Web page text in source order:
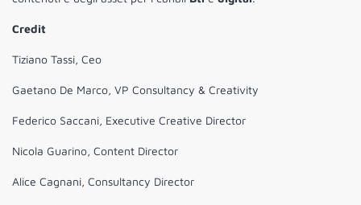
Credit
Tiziano Tassi, Ceo
Gaetano De Marco, VP Consultancy & Creativity
Federico Saccani, Executive Creative Director
Nicola Guarino, Content Director
Alice Cagnani, Consultancy Director